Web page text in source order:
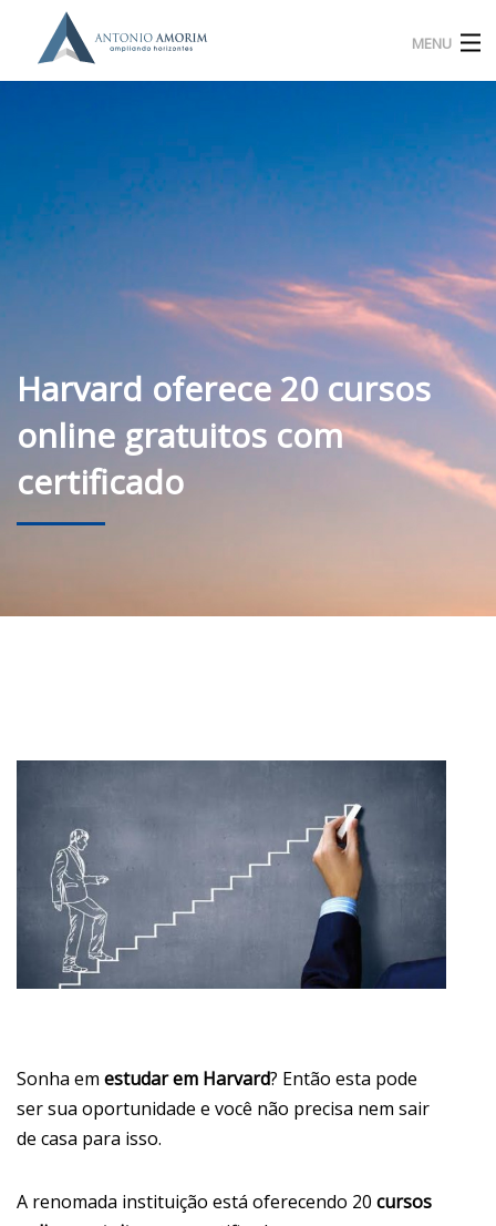
MENU
Experiência Profissional
Método 4C4
Contato
Plataforma
Harvard oferece 20 cursos
online gratuitos com
certificado
Sonha em estudar em Harvard? Então esta pode
ser sua oportunidade e você não precisa nem sair
de casa para isso.
A renomada instituição está oferecendo 20 cursos